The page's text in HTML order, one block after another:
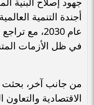
أجندة التنمية
عام 2030، مع
في ظل الأزمات
من جانب آخر، بحثت
الاقتصادية